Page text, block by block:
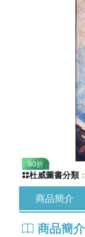
90折
杜威圖書分類 ：
商品簡介
商品簡介